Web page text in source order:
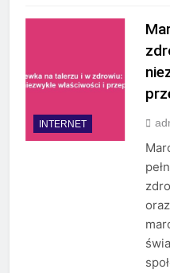
INTERNET